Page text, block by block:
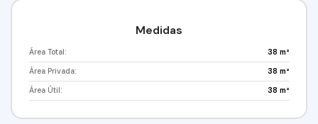
Negócios.CRECI: 34.726-JMedidas
Área Total: 38 m²
Área Privada: 38 m²
Área Útil: 38 m²